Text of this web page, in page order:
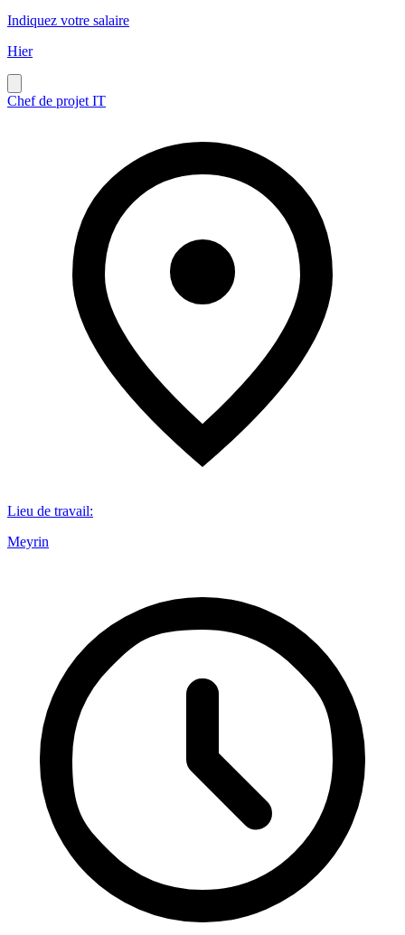
Indiquez votre salaire
Hier
Chef de projet IT
Lieu de travail:
Meyrin